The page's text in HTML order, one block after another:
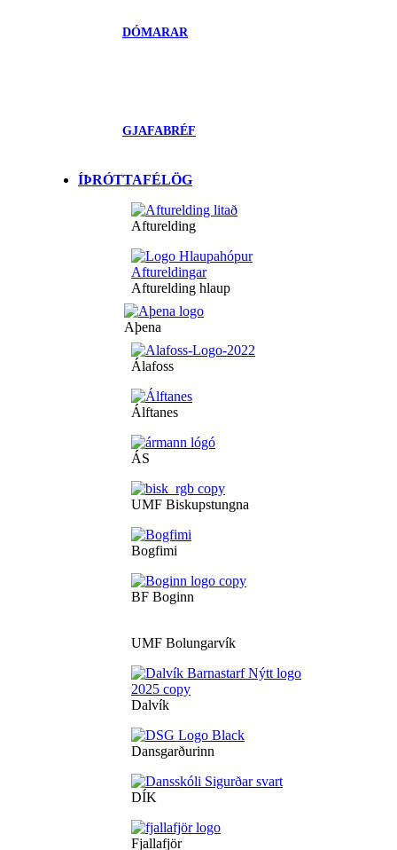
DÓMARAR
GJAFABRÉF
ÍÞRÓTTAFÉLÖG
Afturelding
Afturelding hlaup
Aþena
Álafoss
Álftanes
ÁS
UMF Biskupstungna
Bogfimi
BF Boginn
UMF Bolungarvík
Dalvík
Dansgarðurinn
DÍK
Fjallafjör